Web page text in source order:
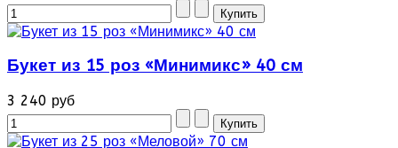
Букет из 15 роз «Минимикс» 40 см
3 240 руб